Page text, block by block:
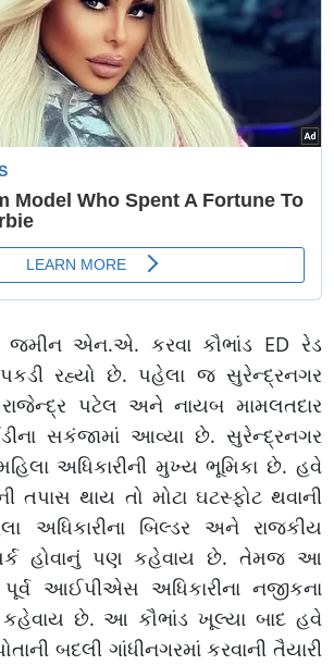
જમીન એન‌.એ. કરવા કૌભાંડ ED રેડ
રહ્યો છે. પહેલા જ સુરેન્દ્રનગર
રાજેન્દ્ર પટેલ અને નાયબ મામલતદાર
સકંજામાં આવ્યા છે. સુરેન્દ્રનગર
અધિકારીની મુખ્ય ભૂમિકા છે. હવે
તપાસ થાય તો મોટા ઘટસ્ફોટ થવાની
અધિકારીના બિલ્ડર અને રાજકીય
હોવાનું પણ કહેવાય છે. તેમજ આ
પૂર્વ આઈપીએસ અધિકારીના નજીકના
છે. આ કૌભાંડ ખૂલ્યા બાદ હવે
બદલી ગાંધીનગરમાં કરવાની તૈયારી